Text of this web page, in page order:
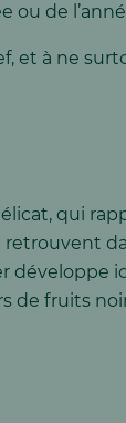
ou de
et à ne
qui
développe
de fruits